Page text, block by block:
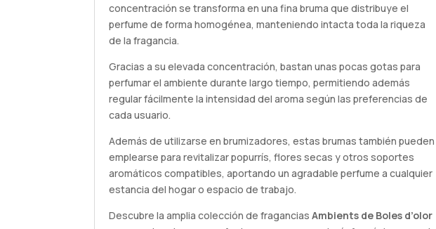
concentración se transforma en una fina bruma que distribuye el
perfume de forma homogénea, manteniendo intacta toda la riqueza
de la fragancia.
Gracias a su elevada concentración, bastan unas pocas gotas para
perfumar el ambiente durante largo tiempo, permitiendo además
regular fácilmente la intensidad del aroma según las preferencias de
cada usuario.
Además de utilizarse en brumizadores, estas brumas también pueden
emplearse para revitalizar popurrís, flores secas y otros soportes
aromáticos compatibles, aportando un agradable perfume a cualquier
estancia del hogar o espacio de trabajo.
Descubre la amplia colección de fraganciasAmbients de Boles d’olor